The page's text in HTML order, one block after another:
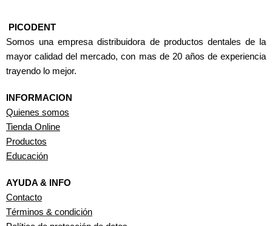
PICODENT
Somos una empresa distribuidora de productos dentales de la
mayor calidad del mercado, con mas de 20 años de experiencia
trayendo lo mejor.
INFORMACION
Quienes somos
Tienda Online
Productos
Educación
AYUDA & INFO
Contacto
Términos & condición